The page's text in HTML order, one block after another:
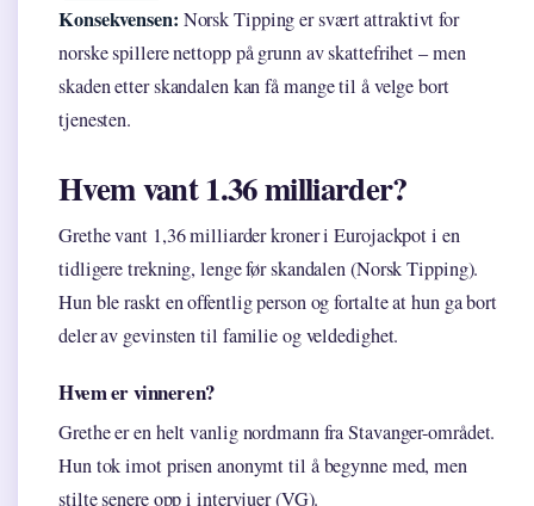
Konsekvensen: Norsk Tipping er svært attraktivt for
norske spillere nettopp på grunn av skattefrihet – men
skaden etter skandalen kan få mange til å velge bort
tjenesten.
Hvem vant 1.36 milliarder?
Grethe vant 1,36 milliarder kroner i Eurojackpot i en
tidligere trekning, lenge før skandalen (Norsk Tipping).
Hun ble raskt en offentlig person og fortalte at hun ga bort
deler av gevinsten til familie og veldedighet.
Hvem er vinneren?
Grethe er en helt vanlig nordmann fra Stavanger-området.
Hun tok imot prisen anonymt til å begynne med, men
stilte senere opp i intervjuer (VG).